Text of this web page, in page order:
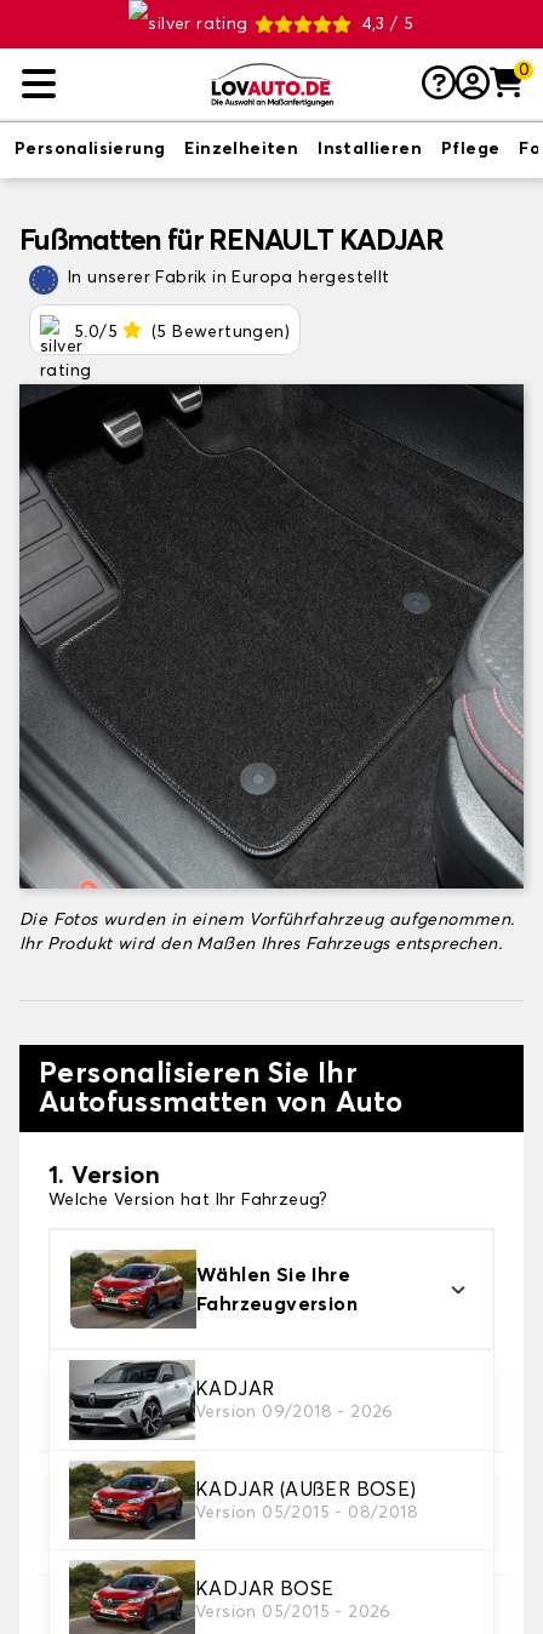
4,3 / 5
0
Personalisierung Einzelheiten Installieren Pflege
Fußmatten für RENAULT KADJAR
In unserer Fabrik in Europa hergestellt
5.0/5 (5 Bewertungen)
Die Fotos wurden in einem Vorführfahrzeug aufgenommen.
Ihr Produkt wird den Maßen Ihres Fahrzeugs entsprechen.
Personalisieren Sie Ihr
Autofussmatten von Auto
1. Version
Welche Version hat Ihr Fahrzeug?
Wählen Sie Ihre
Fahrzeugversion
KADJAR
Version 09/2018 - 2026
KADJAR (AUßER BOSE)
Version 05/2015 - 08/2018
KADJAR BOSE
Version 05/2015 - 2026
2. Material
Wählen Sie das Material Ihres Autofussmatten
3. Set-Auswahl
Wählen Sie die Anzahl der Automatten, die Sie
benötigen.
4. Teppichfarbe